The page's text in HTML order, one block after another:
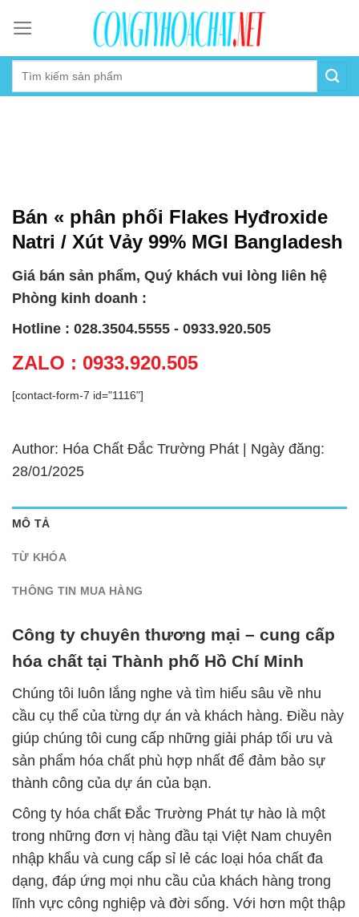
content
Bán « phân phối Flakes Hyđroxide
Natri / Xút Vảy 99% MGI Bangladesh
Giá bán sản phẩm, Quý khách vui lòng liên hệ
Phòng kinh doanh :
Hotline : 028.3504.5555 - 0933.920.505
ZALO : 0933.920.505
[contact-form-7 id="1116"]
Author: Hóa Chất Đắc Trường Phát | Ngày đăng:
28/01/2025
MÔ TẢ
TỪ KHÓA
THÔNG TIN MUA HÀNG
Công ty chuyên thương mại – cung cấp
hóa chất tại Thành phố Hồ Chí Minh
Chúng tôi luôn lắng nghe và tìm hiểu sâu về nhu
cầu cụ thể của từng dự án và khách hàng. Điều này
giúp chúng tôi cung cấp những giải pháp tối ưu và
sản phẩm hóa chất phù hợp nhất để đảm bảo sự
thành công của dự án của bạn.
Công ty hóa chất Đắc Trường Phát tự hào là một
trong những đơn vị hàng đầu tại Việt Nam chuyên
nhập khẩu và cung cấp sỉ lẻ các loại hóa chất đa
dạng, đáp ứng mọi nhu cầu của khách hàng trong
lĩnh vực công nghiệp và đời sống. Với hơn một thập